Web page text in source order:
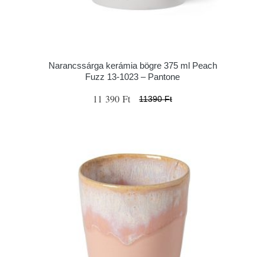
Narancssárga kerámia bögre 375 ml Peach
Fuzz 13-1023 – Pantone
11 390 Ft 11390 Ft